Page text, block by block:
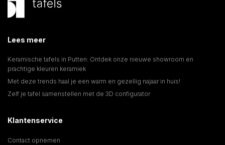
Lees meer
Keramische tafels in Putten: Ontdek onze nieuwe showroom en
prachtige kleuren keramiek
Met deze trends haal je een warm en gezellig najaar in huis!
Zelf je tafel samenstellen met de 3D configurator
Klantenservice
Contact opnemen